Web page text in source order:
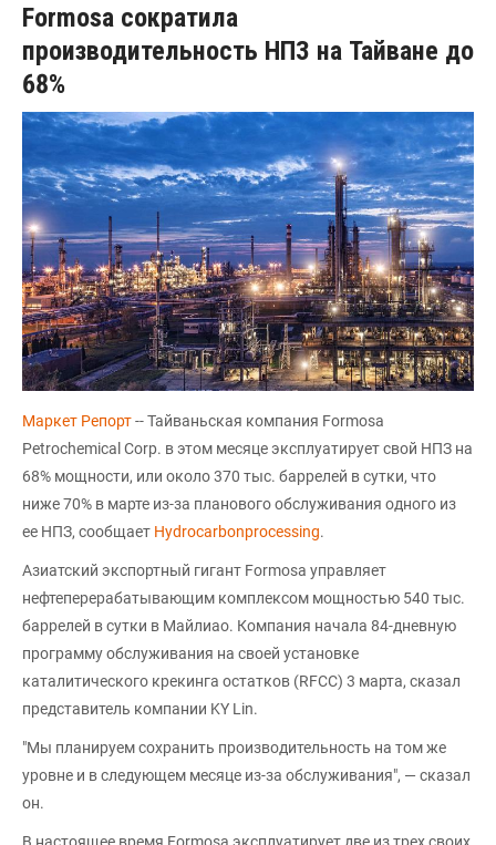
Formosa сократила
производительность НПЗ на Тайване до
68%
Маркет Репорт-- Тайваньская компания Formosa
Petrochemical Corp. в этом месяце эксплуатирует свой НПЗ на
68% мощности, или около 370 тыс. баррелей в сутки, что
ниже 70% в марте из-за планового обслуживания одного из
ее НПЗ, сообщает Hydrocarbonprocessing.
Азиатский экспортный гигант Formosa управляет
нефтеперерабатывающим комплексом мощностью 540 тыс.
баррелей в сутки в Майлиао. Компания начала 84-дневную
программу обслуживания на своей установке
каталитического крекинга остатков (RFCC) 3 марта, сказал
представитель компании KY Lin.
"Мы планируем сохранить производительность на том же
уровне и в следующем месяце из-за обслуживания", — сказал
он.
В настоящее время Formosa эксплуатирует две из трех своих